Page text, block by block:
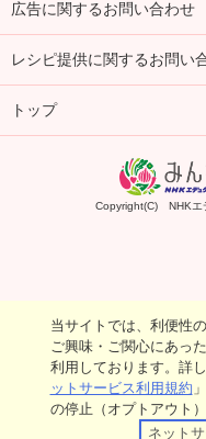
広告に関するお問い合わせ
レシピ提供に関するお問い
トップ
Copyright(C) NHKエ
当サイトでは、利便性
ご興味・ご関心にあっ
利用しております。詳
ットサービス利用規約
の停止（オプトアウト
ネット